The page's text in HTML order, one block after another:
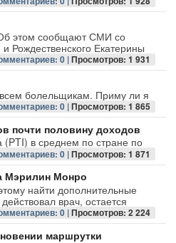
Об этом сообщают СМИ со
Рождественского Екатерины
0 |Просмотров: 1 931
болельщикам. Приму ли я
0 |Просмотров: 1 865
почти половину доходов
в среднем по стране по
0 |Просмотров: 1 871
Мэрилин Монро
найти дополнительные
врач, остается
0 |Просмотров: 2 224
маршрутки